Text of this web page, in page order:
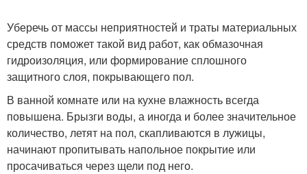
Уберечь от массы неприятностей и траты материальных
средств поможет такой вид работ, как обмазочная
гидроизоляция, или формирование сплошного
защитного слоя, покрывающего пол.
В ванной комнате или на кухне влажность всегда
повышена. Брызги воды, а иногда и более значительное
количество, летят на пол, скапливаются в лужицы,
начинают пропитывать напольное покрытие или
просачиваться через щели под него.